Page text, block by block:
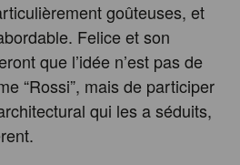
goûteuses, et
Felice et son
que l’idée n’est pas de
“Rossi”, mais de participer
qui les a séduits,